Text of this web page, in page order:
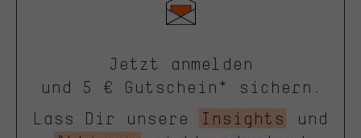
Jetzt anmelden
und 5 € Gutschein* sichern.
Lass Dir unsere
Insights
und